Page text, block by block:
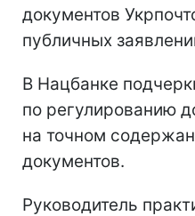
документов
публичных
В Нацбанке
по регулированию
на точном
документов.
Руководитель